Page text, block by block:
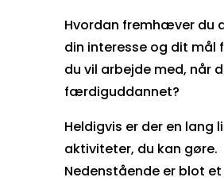
Hvordan fremhæver du
din interesse og dit mål
du vil arbejde med, når
færdiguddannet?
Heldigvis er der en lang
aktiviteter, du kan gøre.
Nedenstående er blot